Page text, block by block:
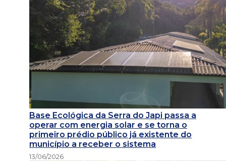
Base Ecológica da Serra do Japi passa a
operar com energia solar e se torna o
primeiro prédio público já existente do
município a receber o sistema
13/06/2026